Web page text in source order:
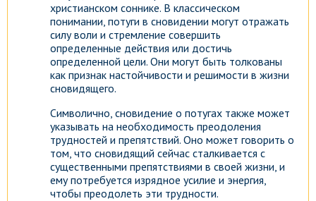
христианском соннике. В классическом
понимании, потуги в сновидении могут отражать
силу воли и стремление совершить
определенные действия или достичь
определенной цели. Они могут быть толкованы
как признак настойчивости и решимости в жизни
сновидящего.
Символично, сновидение о потугах также может
указывать на необходимость преодоления
трудностей и препятствий. Оно может говорить о
том, что сновидящий сейчас сталкивается с
существенными препятствиями в своей жизни, и
ему потребуется изрядное усилие и энергия,
чтобы преодолеть эти трудности.